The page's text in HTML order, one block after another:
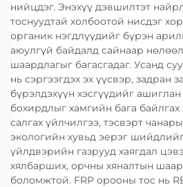
нийцдэг. Энэхүү дэвшилтэт
тоснуудтай холбоотой нисдэг
органик нэгдлүүдийг бүрэн
аюулгүй байдалд сайнаар
шаардлагыг багасгадаг. Усанд
нь сэргээгдэх эх үүсвэр, задран
бүрэлдэхүүн хэсгүүдийг
бохирдлыг хамгийн бага
салгах үйлчилгээ, тэсвэрт
экологийн хувьд эерэг
үйлдвэрийн газрууд хаягдал
хялбарших, орчны хяналтын
боломжтой. FRP орооны тос нь